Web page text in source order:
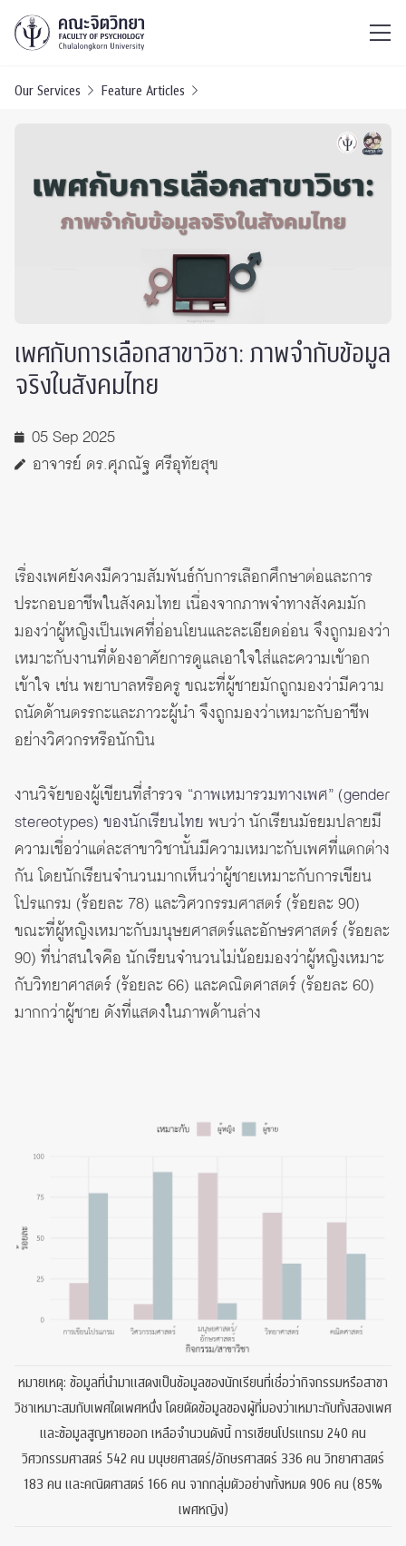
Our Services Feature Articles
เพศกับการเลือกสาขาวิชา: ภาพจำกับข้อมูล
จริงในสังคมไทย
05 Sep 2025
อาจารย์ ดร.ศุภณัฐ ศรีอุทัยสุข
เรื่องเพศยังคงมีความสัมพันธ์กับการเลือกศึกษาต่อและการ
ประกอบอาชีพในสังคมไทย เนื่องจากภาพจำทางสังคมมัก
มองว่าผู้หญิงเป็นเพศที่อ่อนโยนและละเอียดอ่อน จึงถูกมองว่า
เหมาะกับงานที่ต้องอาศัยการดูแลเอาใจใส่และความเข้าอก
เข้าใจ เช่น พยาบาลหรือครู ขณะที่ผู้ชายมักถูกมองว่ามีความ
ถนัดด้านตรรกะและภาวะผู้นำ จึงถูกมองว่าเหมาะกับอาชีพ
อย่างวิศวกรหรือนักบิน
งานวิจัยของผู้เขียนที่สำรวจ “ภาพเหมารวมทางเพศ” (gender
stereotypes) ของนักเรียนไทย พบว่า นักเรียนมัธยมปลายมี
ความเชื่อว่าแต่ละสาขาวิชานั้นมีความเหมาะกับเพศที่แตกต่าง
กัน โดยนักเรียนจำนวนมากเห็นว่าผู้ชายเหมาะกับการเขียน
โปรแกรม (ร้อยละ 78) และวิศวกรรมศาสตร์ (ร้อยละ 90)
ขณะที่ผู้หญิงเหมาะกับมนุษยศาสตร์และอักษรศาสตร์ (ร้อยละ
90) ที่น่าสนใจคือ นักเรียนจำนวนไม่น้อยมองว่าผู้หญิงเหมาะ
กับวิทยาศาสตร์ (ร้อยละ 66) และคณิตศาสตร์ (ร้อยละ 60)
มากกว่าผู้ชาย ดังที่แสดงในภาพด้านล่าง
หมายเหตุ: ข้อมูลที่นำมาแสดงเป็นข้อมูลของนักเรียนที่เชื่อว่ากิจกรรมหรือสาขา
วิชาเหมาะสมกับเพศใดเพศหนึ่ง โดยตัดข้อมูลของผู้ที่มองว่าเหมาะกับทั้งสองเพศ
และข้อมูลสูญหายออก เหลือจำนวนดังนี้ การเขียนโปรแกรม 240 คน
วิศวกรรมศาสตร์ 542 คน มนุษยศาสตร์/อักษรศาสตร์ 336 คน วิทยาศาสตร์
183 คน และคณิตศาสตร์ 166 คน จากกลุ่มตัวอย่างทั้งหมด 906 คน (85%
เพศหญิง)